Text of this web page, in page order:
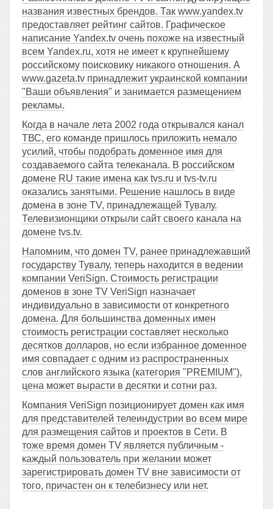
названия известных брендов. Так www.yandex.tv
предоставляет рейтинг сайтов. Графическое
написание Yandex.tv очень похоже на известный
всем Yandex.ru, хотя не имеет к крупнейшему
российскому поисковику никакого отношения. А
www.gazeta.tv принадлежит украинской компании
"Ваши объявления" и занимается размещением
рекламы.
Когда в начале лета 2002 года открывался канал
ТВС, его команде пришлось приложить немало
усилий, чтобы подобрать доменное имя для
создаваемого сайта телеканала. В российском
домене RU такие имена как tvs.ru и tvs-tv.ru
оказались занятыми. Решение нашлось в виде
домена в зоне TV, принадлежащей Тувалу.
Телевизионщики открыли сайт своего канала на
домене tvs.tv.
Напомним, что домен TV, ранее принадлежавший
государству Тувалу, теперь находится в ведении
компании VeriSign. Стоимость регистрации
доменов в зоне TV VeriSign назначает
индивидуально в зависимости от конкретного
домена. Для большинства доменных имен
стоимость регистрации составляет несколько
десятков долларов, но если избранное доменное
имя совпадает с одним из распространенных
слов английского языка (категория "PREMIUM"),
цена может вырасти в десятки и сотни раз.
Компания VeriSign позиционирует домен как имя
для представителей телеиндустрии во всем мире
для размещения сайтов и проектов в Сети. В
тоже время домен TV является публичным -
каждый пользователь при желании может
зарегистрировать домен TV вне зависимости от
того, причастен он к телебизнесу или нет.